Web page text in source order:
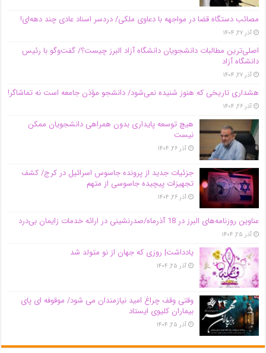
مصائب دستگاه قضا در مواجهه با دعاوی ملکی/ دردسر اسناد عادی چند‌ دهه‌ای!
آذر ۲۷, ۱۴۰۴
اصلی‌ترین مطالبات دانشجویان دانشگاه آزاد البرز چیست؟/ گفت‌وگو با رئیس
دانشگاه آز‌اد
آذر ۲۷, ۱۴۰۴
هشداری تاریخی که هنوز شنیده نمی‌شود/ دانشجو مؤذن جامعه است نه تماشاگر!
آذر ۲۶, ۱۴۰۴
هیچ توسعه پایداری بدون همراهی دانشجویان ممکن
نیست
آذر ۲۶, ۱۴۰۴
جزئیات جدید از پرونده جاسوس اسرائیل در کرج/‌ کشف
تجهیزات پیچیده جاسوسی از متهم
آذر ۲۶, ۱۴۰۴
عناوین روزنامه‌های البرز در ‌18 آذرماه/صدرنشینی در ارائه خدمات زایمان بی‌درد
آذر ۲۵, ۱۴۰۴
یادداشت| روزی که جهان از نو متولد شد
آذر ۲۵, ۱۴۰۴
وقتی وقف چراغ امید نیازمندان می شود/ موقوفه ای پای
بیماران کلیوی ایستاد
آذر ۲۵, ۱۴۰۴